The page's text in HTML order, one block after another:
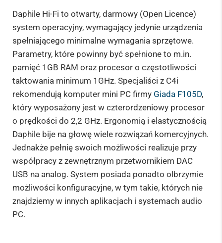
Daphile Hi-Fi to otwarty, darmowy (Open Licence)
system operacyjny, wymagający jedynie urządzenia
spełniającego minimalne wymagania sprzętowe.
Parametry, które powinny być spełnione to m.in.
pamięć 1GB RAM oraz procesor o częstotliwości
taktowania minimum 1GHz. Specjaliści z C4i
rekomendują komputer mini PC firmy Giada F105D,
który wyposażony jest w czterordzeniowy procesor
o prędkości do 2,2 GHz. Ergonomią i elastycznością
Daphile bije na głowę wiele rozwiązań komercyjnych.
Jednakże pełnię swoich możliwości realizuje przy
współpracy z zewnętrznym przetwornikiem DAC
USB na analog. System posiada ponadto olbrzymie
możliwości konfiguracyjne, w tym takie, których nie
znajdziemy w innych aplikacjach i systemach audio
PC.